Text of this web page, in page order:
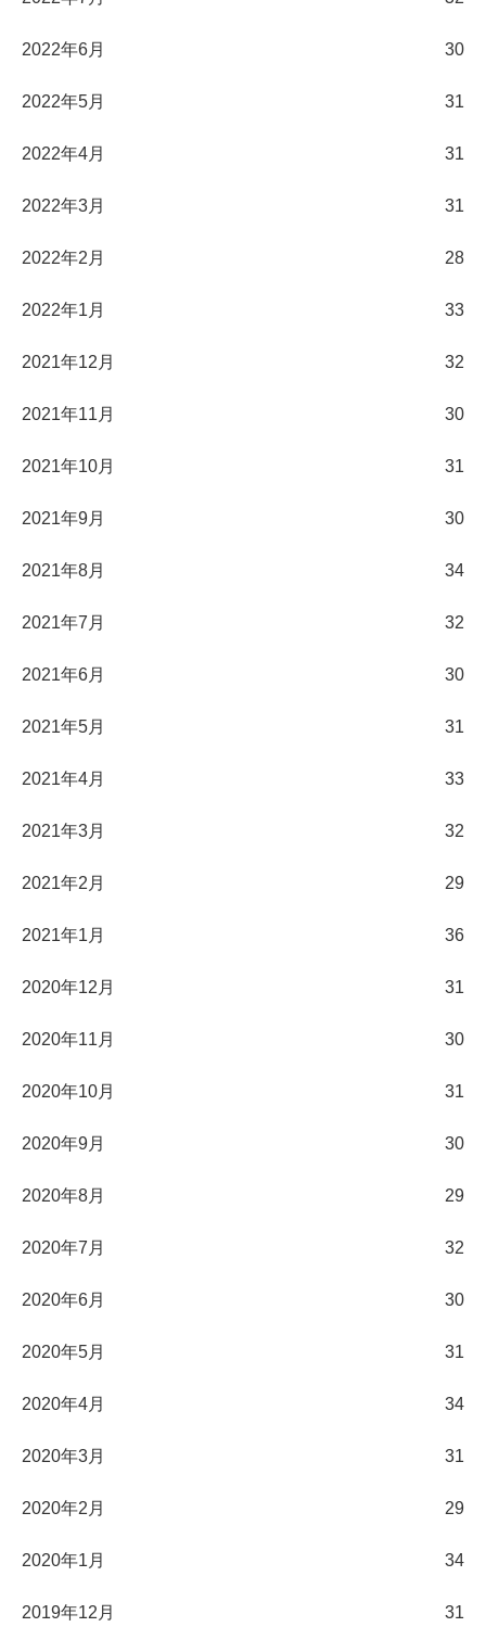
2022年6月 30
2022年5月 31
2022年4月 31
2022年3月 31
2022年2月 28
2022年1月 33
2021年12月 32
2021年11月 30
2021年10月 31
2021年9月 30
2021年8月 34
2021年7月 32
2021年6月 30
2021年5月 31
2021年4月 33
2021年3月 32
2021年2月 29
2021年1月 36
2020年12月 31
2020年11月 30
2020年10月 31
2020年9月 30
2020年8月 29
2020年7月 32
2020年6月 30
2020年5月 31
2020年4月 34
2020年3月 31
2020年2月 29
2020年1月 34
2019年12月 31